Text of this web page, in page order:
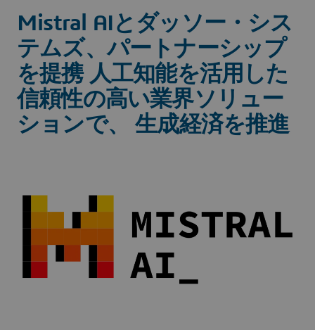
Mistral AIとダッソー・シス
テムズ、パートナーシップ
を提携 人工知能を活用した
信頼性の高い業界ソリュー
ションで、 生成経済を推進